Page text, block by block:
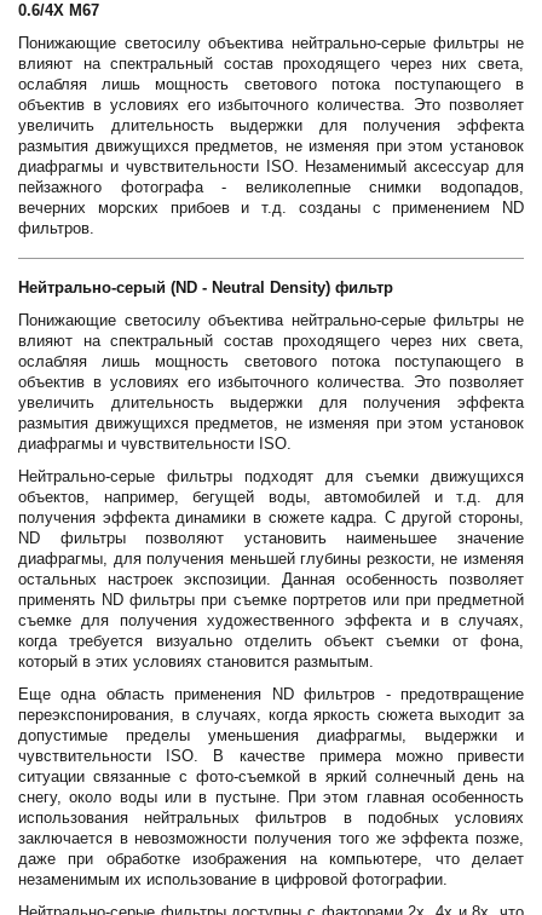
0.6/4X M67
Понижающие светосилу объектива нейтрально-серые фильтры не
влияют на спектральный состав проходящего через них света,
ослабляя лишь мощность светового потока поступающего в
объектив в условиях его избыточного количества. Это позволяет
увеличить длительность выдержки для получения эффекта
размытия движущихся предметов, не изменяя при этом установок
диафрагмы и чувствительности ISO. Незаменимый аксессуар для
пейзажного фотографа - великолепные снимки водопадов,
вечерних морских прибоев и т.д. созданы с применением ND
фильтров.
Нейтрально-серый (ND - Neutral Density) фильтр
Понижающие светосилу объектива нейтрально-серые фильтры не
влияют на спектральный состав проходящего через них света,
ослабляя лишь мощность светового потока поступающего в
объектив в условиях его избыточного количества. Это позволяет
увеличить длительность выдержки для получения эффекта
размытия движущихся предметов, не изменяя при этом установок
диафрагмы и чувствительности ISO.
Нейтрально-серые фильтры подходят для съемки движущихся
объектов, например, бегущей воды, автомобилей и т.д. для
получения эффекта динамики в сюжете кадра. С другой стороны,
ND фильтры позволяют установить наименьшее значение
диафрагмы, для получения меньшей глубины резкости, не изменяя
остальных настроек экспозиции. Данная особенность позволяет
применять ND фильтры при съемке портретов или при предметной
съемке для получения художественного эффекта и в случаях,
когда требуется визуально отделить объект съемки от фона,
который в этих условиях становится размытым.
Еще одна область применения ND фильтров - предотвращение
переэкспонирования, в случаях, когда яркость сюжета выходит за
допустимые пределы уменьшения диафрагмы, выдержки и
чувствительности ISO. В качестве примера можно привести
ситуации связанные с фото-съемкой в яркий солнечный день на
снегу, около воды или в пустыне. При этом главная особенность
использования нейтральных фильтров в подобных условиях
заключается в невозможности получения того же эффекта позже,
даже при обработке изображения на компьютере, что делает
незаменимым их использование в цифровой фотографии.